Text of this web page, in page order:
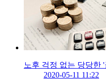
노후 걱정 없는 당당한
2020-05-11 11:22